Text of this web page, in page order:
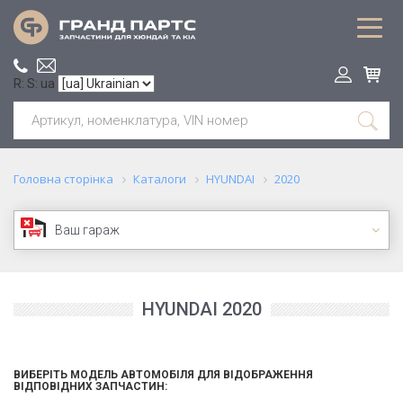
R: S: ua
Головна сторінка Каталоги HYUNDAI 2020
Ваш гараж
HYUNDAI 2020
ВИБЕРІТЬ МОДЕЛЬ АВТОМОБІЛЯ ДЛЯ ВІДОБРАЖЕННЯ
ВІДПОВІДНИХ ЗАПЧАСТИН: